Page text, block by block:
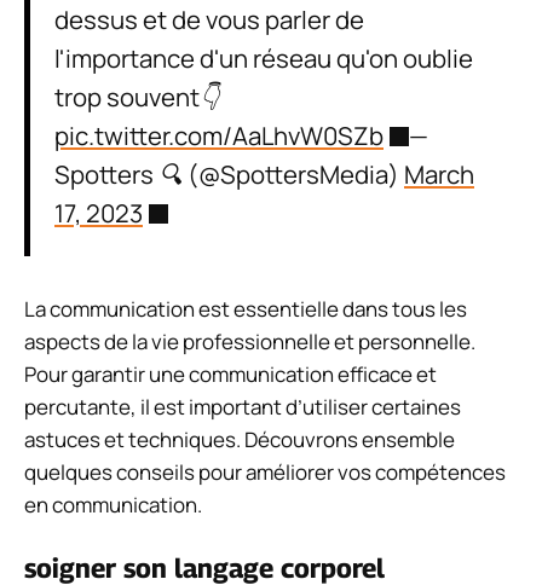
dessus et de vous parler de
l'importance d'un réseau qu'on oublie
trop souvent👇
pic.twitter.com/AaLhvW0SZb
—
Spotters 🔍 (@SpottersMedia) March
17, 2023
La communication est essentielle dans tous les
aspects de la vie professionnelle et personnelle.
Pour garantir une communication efficace et
percutante, il est important d’utiliser certaines
astuces et techniques. Découvrons ensemble
quelques conseils pour améliorer vos compétences
en communication.
soigner son langage corporel